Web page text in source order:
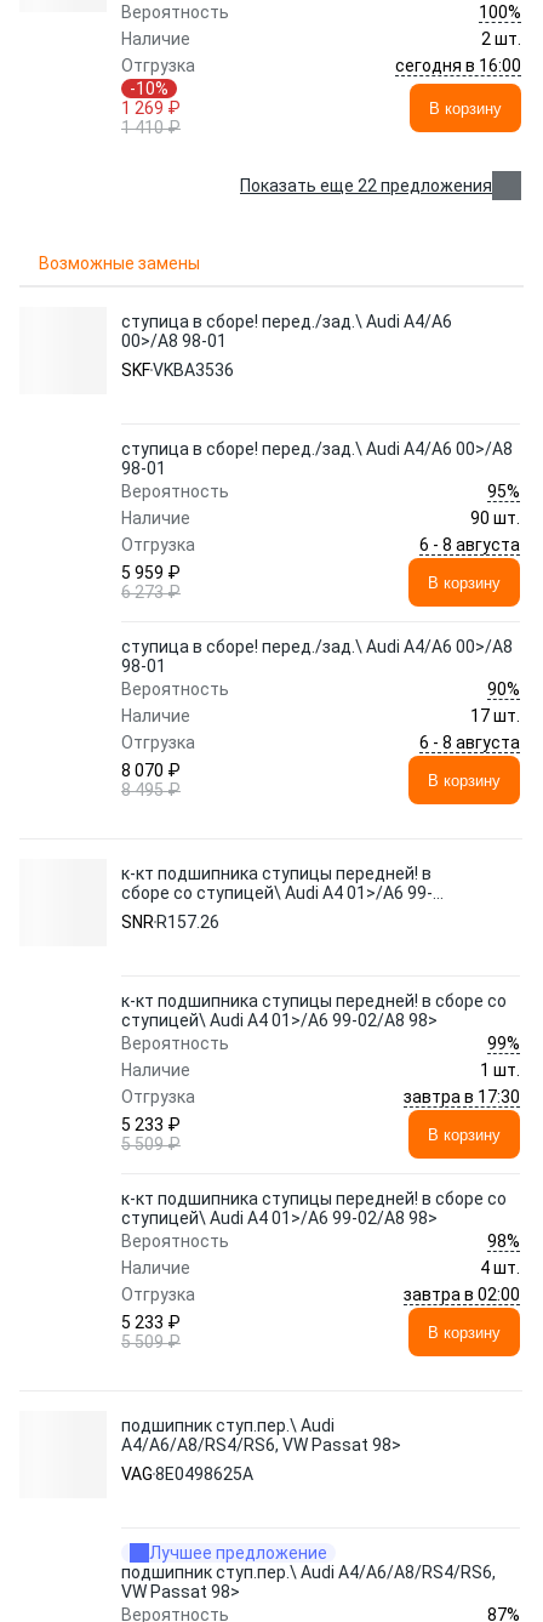
Вероятность
100%
Наличие
2 шт.
Отгрузка
сегодня в 16:00
-10%
1 269 ₽
1 410 ₽
В корзину
Показать еще 22 предложения
Возможные замены
ступица в сборе! перед./зад.\ Audi A4/A6
00>/A8 98-01
SKFVKBA3536
ступица в сборе! перед./зад.\ Audi A4/A6 00>/A8
98-01
Вероятность
95%
Наличие
90 шт.
Отгрузка
6 - 8 августа
5 959 ₽
6 273 ₽
В корзину
ступица в сборе! перед./зад.\ Audi A4/A6 00>/A8
98-01
Вероятность
90%
Наличие
17 шт.
Отгрузка
6 - 8 августа
8 070 ₽
8 495 ₽
В корзину
к-кт подшипника ступицы передней! в
сборе со ступицей\ Audi A4 01>/A6 99-
02/A8 98>
SNR R157.26
к-кт подшипника ступицы передней! в сборе со
ступицей\ Audi A4 01>/A6 99-02/A8 98>
Вероятность
99%
Наличие
1 шт.
Отгрузка
завтра в 17:30
5 233 ₽
5 509 ₽
В корзину
к-кт подшипника ступицы передней! в сборе со
ступицей\ Audi A4 01>/A6 99-02/A8 98>
Вероятность
98%
Наличие
4 шт.
Отгрузка
завтра в 02:00
5 233 ₽
5 509 ₽
В корзину
подшипник ступ.пер.\ Audi
A4/A6/A8/RS4/RS6, VW Passat 98>
VAG8E0498625A
Лучшее предложение
подшипник ступ.пер.\ Audi A4/A6/A8/RS4/RS6,
VW Passat 98>
Вероятность
87%